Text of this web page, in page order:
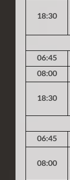
18:30
06:45
08:00
18:30
06:45
08:00